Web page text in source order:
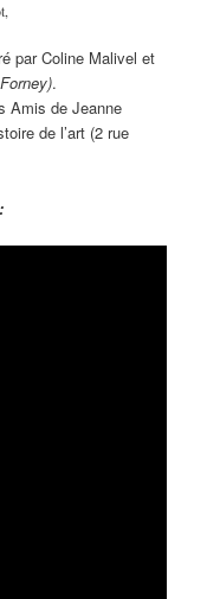
par Coline Malivel et
.
Amis de Jeanne
de l’art (2 rue